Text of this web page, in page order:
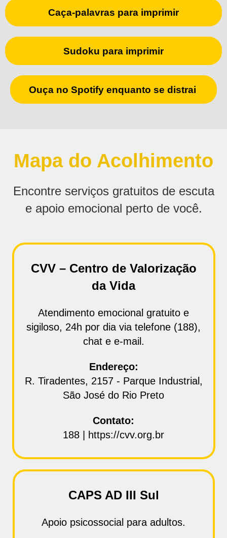
Caça-palavras para imprimir
Sudoku para imprimir
Ouça no Spotify enquanto se distrai
Mapa do Acolhimento
Encontre serviços gratuitos de escuta
e apoio emocional perto de você.
CVV – Centro de Valorização
da Vida
Atendimento emocional gratuito e
sigiloso, 24h por dia via telefone (188),
chat e e-mail.
Endereço:
R. Tiradentes, 2157 - Parque Industrial,
São José do Rio Preto
Contato:
188 | https://cvv.org.br
CAPS AD III Sul
Apoio psicossocial para adultos.